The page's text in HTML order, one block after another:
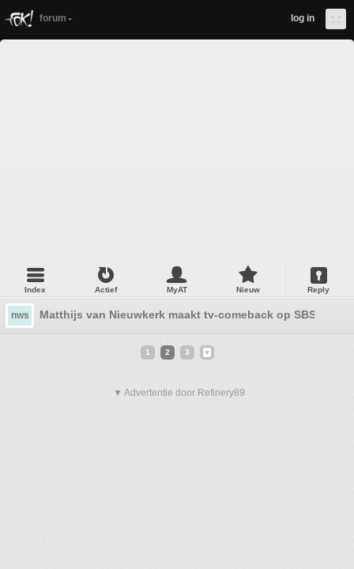
forum log in
Index Actief MyAT Nieuw Reply
nws Matthijs van Nieuwkerk maakt tv-comeback op SBS 6
1 2 3
▼ Advertentie door Refinery89